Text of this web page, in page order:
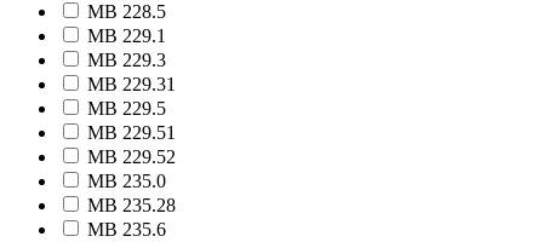
MB 228.5
MB 229.1
MB 229.3
MB 229.31
MB 229.5
MB 229.51
MB 229.52
MB 235.0
MB 235.28
MB 235.6